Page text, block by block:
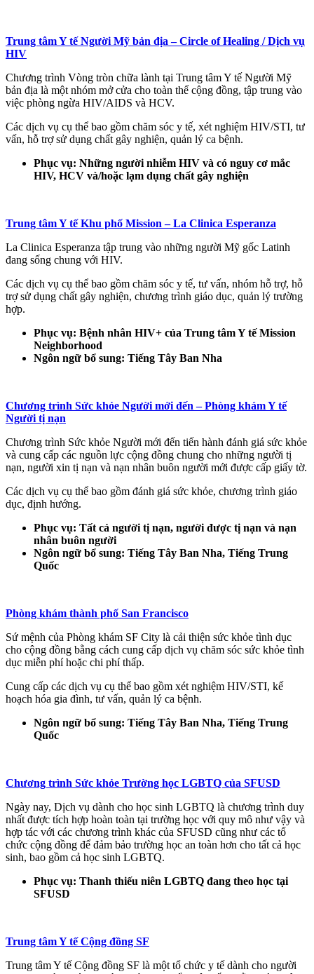
Trung tâm Y tế Người Mỹ bản địa – Circle of Healing / Dịch vụ
HIV
Chương trình Vòng tròn chữa lành tại Trung tâm Y tế Người Mỹ
bản địa là một nhóm mở cửa cho toàn thể cộng đồng, tập trung vào
việc phòng ngừa HIV/AIDS và HCV.
Các dịch vụ cụ thể bao gồm chăm sóc y tế, xét nghiệm HIV/STI, tư
vấn, hỗ trợ sử dụng chất gây nghiện, quản lý ca bệnh.
Phục vụ: Những người nhiễm HIV và có nguy cơ mắc
HIV, HCV và/hoặc lạm dụng chất gây nghiện
Trung tâm Y tế Khu phố Mission – La Clinica Esperanza
La Clinica Esperanza tập trung vào những người Mỹ gốc Latinh
đang sống chung với HIV.
Các dịch vụ cụ thể bao gồm chăm sóc y tế, tư vấn, nhóm hỗ trợ, hỗ
trợ sử dụng chất gây nghiện, chương trình giáo dục, quản lý trường
hợp.
Phục vụ: Bệnh nhân HIV+ của Trung tâm Y tế Mission
Neighborhood
Ngôn ngữ bổ sung: Tiếng Tây Ban Nha
Chương trình Sức khỏe Người mới đến – Phòng khám Y tế
Người tị nạn
Chương trình Sức khỏe Người mới đến tiến hành đánh giá sức khỏe
và cung cấp các nguồn lực cộng đồng chung cho những người tị
nạn, người xin tị nạn và nạn nhân buôn người mới được cấp giấy tờ.
Các dịch vụ cụ thể bao gồm đánh giá sức khỏe, chương trình giáo
dục, định hướng.
Phục vụ: Tất cả người tị nạn, người được tị nạn và nạn
nhân buôn người
Ngôn ngữ bổ sung: Tiếng Tây Ban Nha, Tiếng Trung
Quốc
Phòng khám thành phố San Francisco
Sứ mệnh của Phòng khám SF City là cải thiện sức khỏe tình dục
cho cộng đồng bằng cách cung cấp dịch vụ chăm sóc sức khỏe tình
dục miễn phí hoặc chi phí thấp.
Cung cấp các dịch vụ cụ thể bao gồm xét nghiệm HIV/STI, kế
hoạch hóa gia đình, tư vấn, quản lý ca bệnh.
Ngôn ngữ bổ sung: Tiếng Tây Ban Nha, Tiếng Trung
Quốc
Chương trình Sức khỏe Trường học LGBTQ của SFUSD
Ngày nay, Dịch vụ dành cho học sinh LGBTQ là chương trình duy
nhất được tích hợp hoàn toàn tại trường học với quy mô như vậy và
hợp tác với các chương trình khác của SFUSD cũng như các tổ
chức cộng đồng để đảm bảo trường học an toàn hơn cho tất cả học
sinh, bao gồm cả học sinh LGBTQ.
Phục vụ: Thanh thiếu niên LGBTQ đang theo học tại
SFUSD
Trung tâm Y tế Cộng đồng SF
Trung tâm Y tế Cộng đồng SF là một tổ chức y tế dành cho người